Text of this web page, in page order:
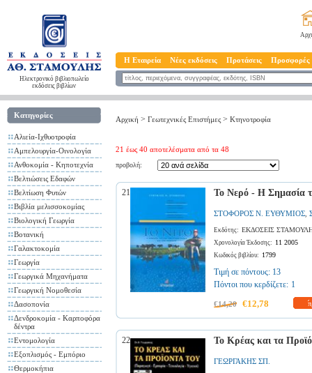
Ηλεκτρονικό βιβλιοπωλείο
εκδόσεις βιβλίων
Η Εταιρεία Νέες εκδόσεις Προτάσεις Προσφορές
Κατηγορίες
Αλιεία-Ιχθυοτροφία
Αμπελουργία-Οινολογία
Ανθοκομία - Κηποτεχνία
Βελτιώσεις Εδαφών
Βελτίωση Φυτών
Βιβλία μελισσοκομίας
Βιολογική Γεωργία
Βοτανική
Γαλακτοκομία
Γεωργία
Γεωργικά Μηχανήματα
Γεωργική Νομοθεσία
Δασοπονία
Δενδροκομία - Καρποφόρα
δέντρα
Εντομολογία
Εξοπλισμός - Εμπόριο
Θερμοκήπια
Αρχική > Γεωτεχνικές Επιστήμες > Κτηνοτροφία
21 έως 40 αποτελέσματα από τα 48
προβολή:
21 Το Νερό - Η Σημασία
ΣΤΟΦΟΡΟΣ Ν. ΕΥΘΥΜΙΟΣ
Εκδότης: ΕΚΔΟΣΕΙΣ
Χρονολογία Έκδοσης: 11 2005
Κωδικός βιβλίου: 1799
Τιμή σε πόντους: 13
Πόντοι που κερδίζετε: 1
€14,20 €12,78
22 Το Κρέας και τα
ΓΕΩΡΓΑΚΗΣ ΣΠ.